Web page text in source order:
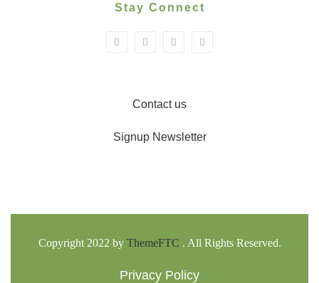
Stay Connect
Contact us
Signup Newsletter
Copyright 2022 by ThemeFTC . All Rights Reserved.
Privacy Policy